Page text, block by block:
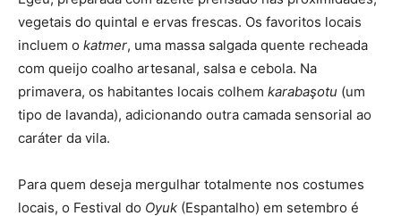
vegetais do quintal e ervas frescas. Os favoritos locais
incluem o katmer, uma massa salgada quente recheada
com queijo coalho artesanal, salsa e cebola. Na
primavera, os habitantes locais colhem karabaşotu (um
tipo de lavanda), adicionando outra camada sensorial ao
caráter da vila.
Para quem deseja mergulhar totalmente nos costumes
locais, o Festival do Oyuk (Espantalho) em setembro é